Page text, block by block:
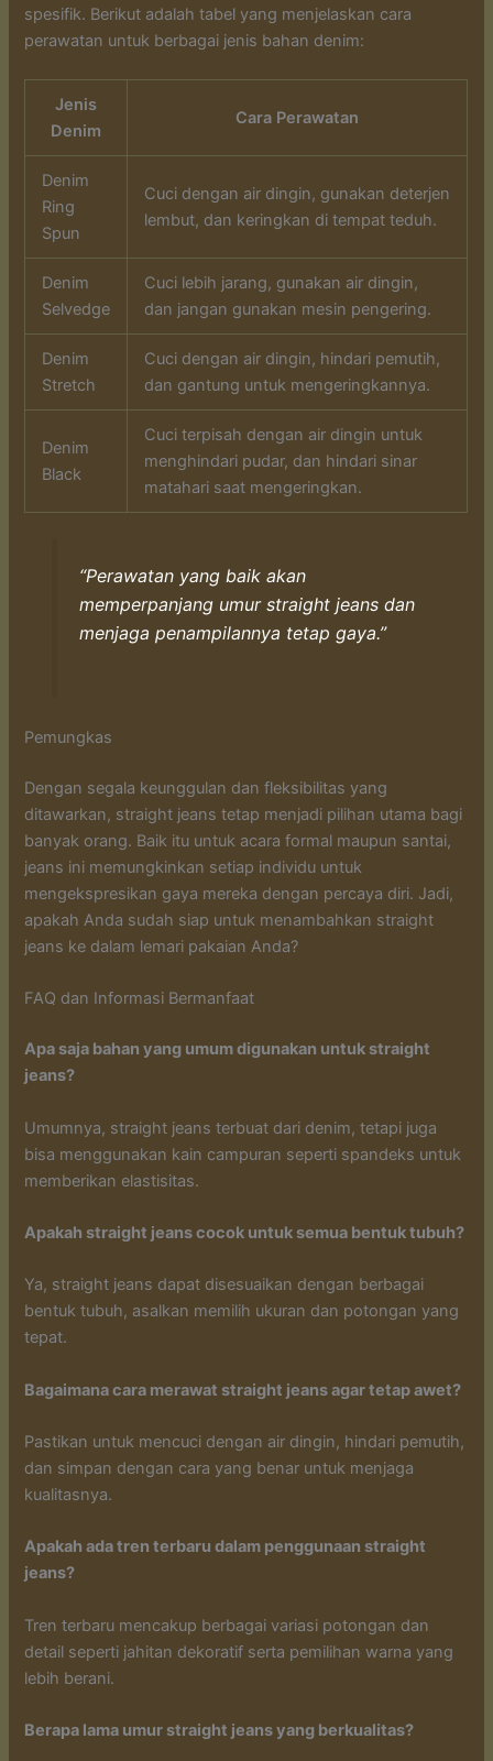
spesifik. Berikut adalah tabel yang menjelaskan cara
perawatan untuk berbagai jenis bahan denim:
Jenis
Denim
Cara Perawatan
Denim
Ring
Spun
Cuci dengan air dingin, gunakan deterjen
lembut, dan keringkan di tempat teduh.
Denim
Selvedge
Cuci lebih jarang, gunakan air dingin,
dan jangan gunakan mesin pengering.
Denim
Stretch
Cuci dengan air dingin, hindari pemutih,
dan gantung untuk mengeringkannya.
Denim
Black
Cuci terpisah dengan air dingin untuk
menghindari pudar, dan hindari sinar
matahari saat mengeringkan.
“Perawatan yang baik akan
memperpanjang umur straight jeans dan
menjaga penampilannya tetap gaya.”
Pemungkas
Dengan segala keunggulan dan fleksibilitas yang
ditawarkan, straight jeans tetap menjadi pilihan utama bagi
banyak orang. Baik itu untuk acara formal maupun santai,
jeans ini memungkinkan setiap individu untuk
mengekspresikan gaya mereka dengan percaya diri. Jadi,
apakah Anda sudah siap untuk menambahkan straight
jeans ke dalam lemari pakaian Anda?
FAQ dan Informasi Bermanfaat
Apa saja bahan yang umum digunakan untuk straight
jeans?
Umumnya, straight jeans terbuat dari denim, tetapi juga
bisa menggunakan kain campuran seperti spandeks untuk
memberikan elastisitas.
Apakah straight jeans cocok untuk semua bentuk tubuh?
Ya, straight jeans dapat disesuaikan dengan berbagai
bentuk tubuh, asalkan memilih ukuran dan potongan yang
tepat.
Bagaimana cara merawat straight jeans agar tetap awet?
Pastikan untuk mencuci dengan air dingin, hindari pemutih,
dan simpan dengan cara yang benar untuk menjaga
kualitasnya.
Apakah ada tren terbaru dalam penggunaan straight
jeans?
Tren terbaru mencakup berbagai variasi potongan dan
detail seperti jahitan dekoratif serta pemilihan warna yang
lebih berani.
Berapa lama umur straight jeans yang berkualitas?